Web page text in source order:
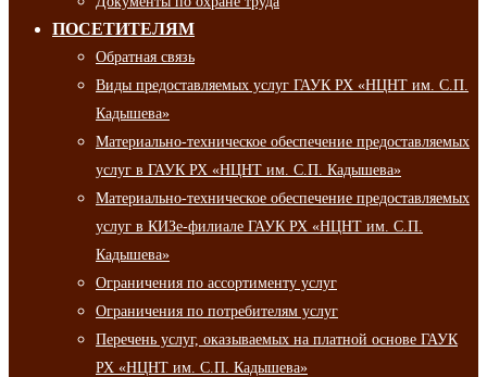
ПОСЕТИТЕЛЯМ
Обратная связь
Виды предоставляемых услуг ГАУК РХ «НЦНТ им. С.П.
Кадышева»
Материально-техническое обеспечение предоставляемых
услуг в ГАУК РХ «НЦНТ им. С.П. Кадышева»
Материально-техническое обеспечение предоставляемых
услуг в КИЗе-филиале ГАУК РХ «НЦНТ им. С.П.
Кадышева»
Ограничения по ассортименту услуг
Ограничения по потребителям услуг
Перечень услуг, оказываемых на платной основе ГАУК
РХ «НЦНТ им. С.П. Кадышева»